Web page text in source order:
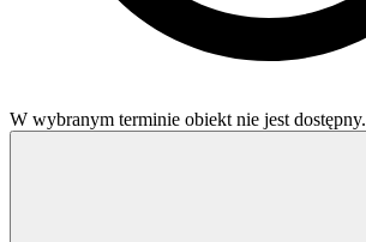
W wybranym terminie obiekt nie jest dostępny.